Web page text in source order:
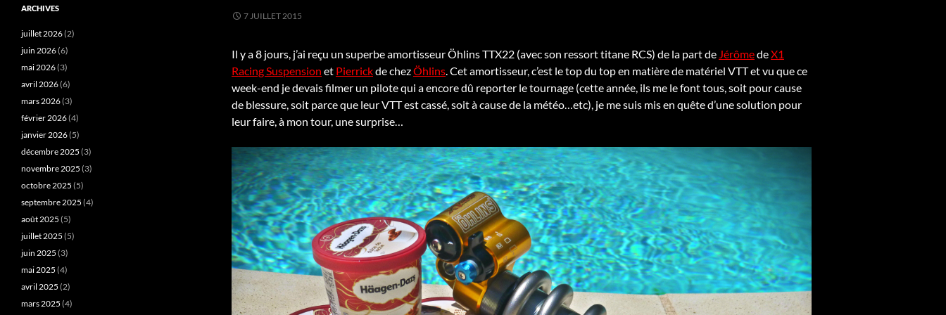
7 JUILLET 2015
Il y a 8 jours, j’ai reçu un superbe amortisseur Öhlins TTX22 (avec son ressort titane RCS) de la part de JérômedeX1
Racing Suspension et Pierrickde chezÖhlins. Cet amortisseur, c’est le top du top en matière de matériel VTT et vu que ce
week-end je devais filmer un pilote qui a encore dû reporter le tournage (cette année, ils me le font tous, soit pour cause
de blessure, soit parce que leur VTT est cassé, soit à cause de la météo…etc), je me suis mis en quête d’une solution pour
leur faire, à mon tour, une surprise…
ARCHIVES
juillet 2026(2)
juin 2026(6)
mai 2026(3)
avril 2026(6)
mars 2026(3)
février 2026(4)
janvier 2026(5)
décembre 2025 (3)
novembre 2025 (3)
octobre 2025 (5)
septembre 2025 (4)
août 2025 (5)
juillet 2025 (5)
juin 2025 (3)
mai 2025 (4)
avril 2025 (2)
mars 2025 (4)